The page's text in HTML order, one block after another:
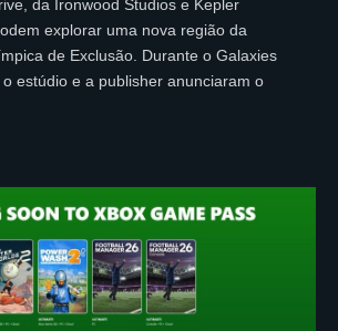
da Ironwood Studios e Kepler
explorar uma nova região da
de Exclusão. Durante o Galaxies
estúdio e a publisher anunciaram o